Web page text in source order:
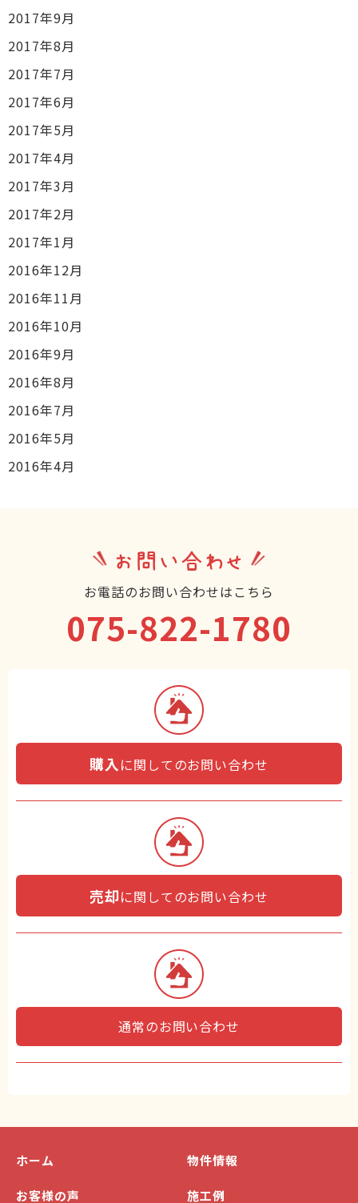
2017年9月
2017年8月
2017年7月
2017年6月
2017年5月
2017年4月
2017年3月
2017年2月
2017年1月
2016年12月
2016年11月
2016年10月
2016年9月
2016年8月
2016年7月
2016年5月
2016年4月
お問い合わせ
お電話のお問い合わせはこちら
075-822-1780
購入 に関してのお問い合わせ
売却に関してのお問い合わせ
通常のお問い合わせ
ホーム 物件情報
お客様の声 施工例